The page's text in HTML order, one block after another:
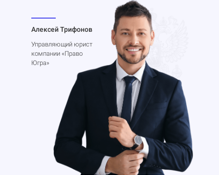
Алексей Трифонов
Управляющий юрист
компании «Право
Югра»